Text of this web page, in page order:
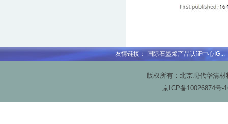
友情链接： 国际石墨烯产品认证中心IG...
版权所有：北京现代华清
京ICP备10026874号-